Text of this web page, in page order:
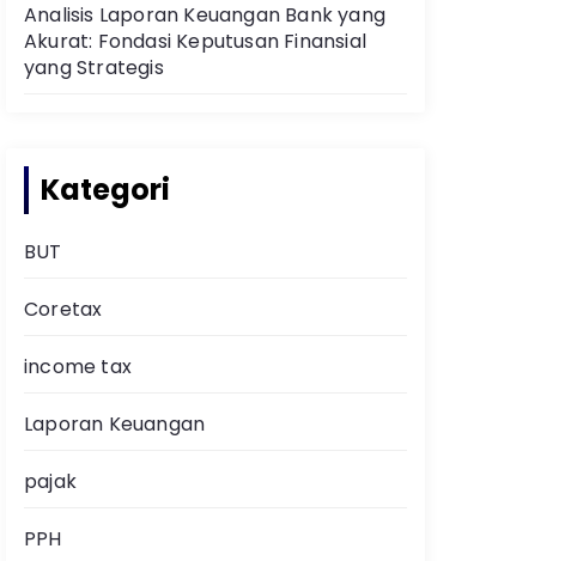
Analisis Laporan Keuangan Bank yang
Akurat: Fondasi Keputusan Finansial
yang Strategis
Kategori
BUT
Coretax
income tax
Laporan Keuangan
pajak
PPH